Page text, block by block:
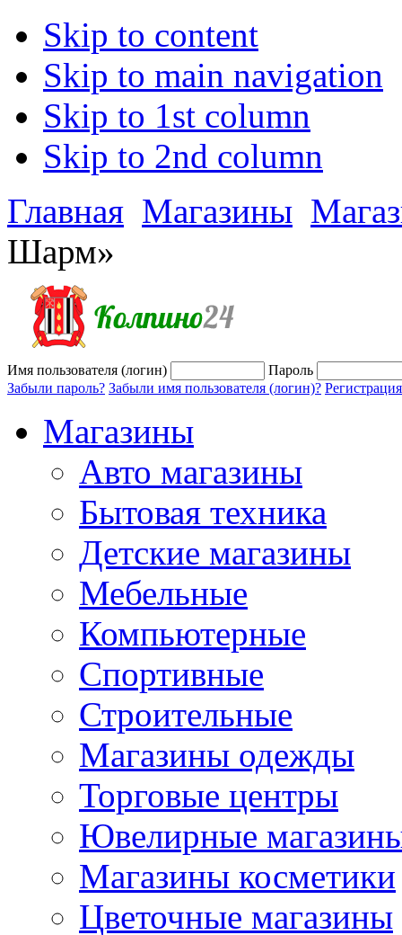
Skip to content
Skip to main navigation
Skip to 1st column
Skip to 2nd column
Главная Магазины
Шарм»
Имя пользователя (логин)
Пароль
Забыли пароль? Забыли имя пользователя (логин)? Регистрация
Магазины
Авто магазины
Бытовая техника
Детские магазины
Мебельные
Компьютерные
Спортивные
Строительные
Магазины одежды
Торговые центры
Ювелирные
Магазины косметики
Цветочные магазины